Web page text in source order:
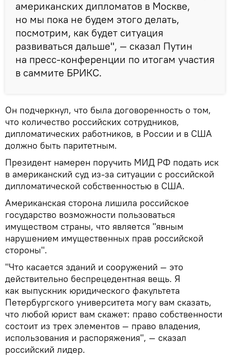
американских дипломатов в Москве,
но мы пока не будем этого делать,
посмотрим, как будет ситуация
развиваться дальше", — сказал Путин
на пресс-конференции по итогам участия
в саммите БРИКС.
Он подчеркнул, что была договоренность о том,
что количество российских сотрудников,
дипломатических работников, в России и в США
должно быть паритетным.
Президент намерен поручить МИД РФ подать иск
в американский суд из-за ситуации с российской
дипломатической собственностью в США.
Американская сторона лишила российское
государство возможности пользоваться
имуществом страны, что является "явным
нарушением имущественных прав российской
стороны".
"Что касается зданий и сооружений — это
действительно беспрецедентная вещь. Я
как выпускник юридического факультета
Петербургского университета могу вам сказать,
что любой юрист вам скажет: право собственности
состоит из трех элементов — право владения,
использования и распоряжения", — сказал
российский лидер.